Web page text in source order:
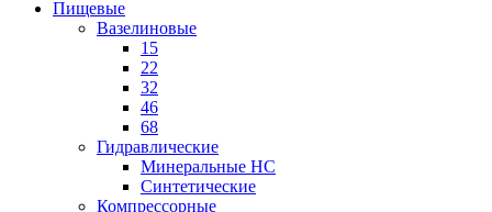
Пищевые
Вазелиновые
15
22
32
46
68
Гидравлические
Минеральные HC
Синтетические
Компрессорные